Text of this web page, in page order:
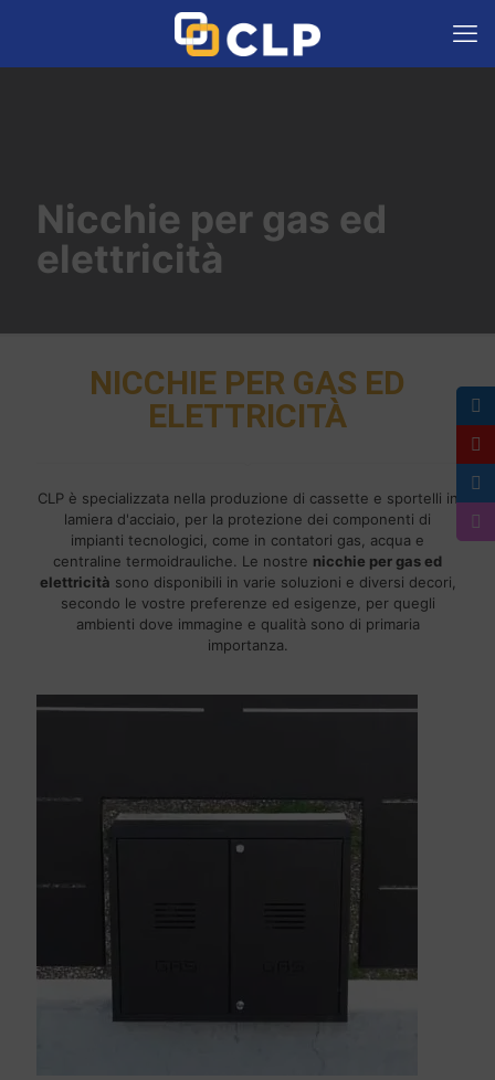
Nicchie per gas ed
elettricità
NICCHIE PER GAS ED
ELETTRICITÀ
CLP è specializzata nella produzione di cassette e sportelli in
lamiera d'acciaio, per la protezione dei componenti di
impianti tecnologici, come in contatori gas, acqua e
centraline termoidrauliche. Le nostre nicchie per gas ed
elettricità sono disponibili in varie soluzioni e diversi decori,
secondo le vostre preferenze ed esigenze, per quegli
ambienti dove immagine e qualità sono di primaria
importanza.